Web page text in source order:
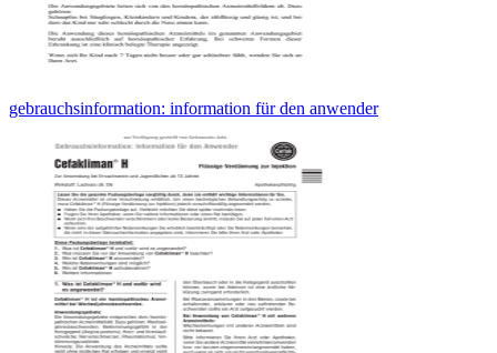
gebrauchsinformation: information für den anwender